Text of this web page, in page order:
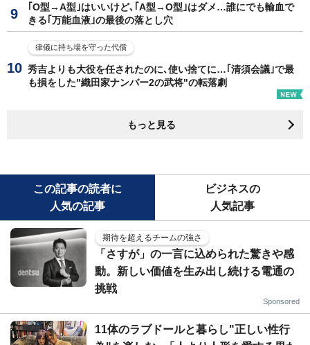
｢O型→A型｣はいいけど､｢A型→O型｣はダメ…誰にでも輸血で
きる｢万能血液｣の最後の落とし穴
律儀に持ち場を守った代償
秀吉よりも大役を任されたのに､使い捨てに…｢清須会議｣で最
も損をした"織田家ナンバー2の武将"の転落劇
もっと見る
この記事の読者に
人気の記事
ビジネスの
人気記事
期待を超えるチームの強さ
「さすが」の一言に込められた驚きや感
動。新しい価値を生み出し続ける電通の
挑戦
Sponsored
11体のラブドールと暮らし"正しい性行